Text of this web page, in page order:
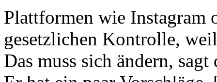
Plattformen wie Instagram
gesetzlichen Kontrolle,
Das muss sich ändern,